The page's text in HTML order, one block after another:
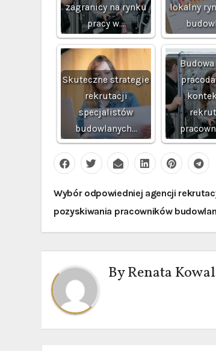
zagranicy na rynku
pracy w…
lokalny
Skuteczne strategie
rekrutacji
specjalistów
budowlanych…
Nawigacja
wpisu
Wybór odpowiedniej agencji
pozyskiwania pracowników
ByRenata